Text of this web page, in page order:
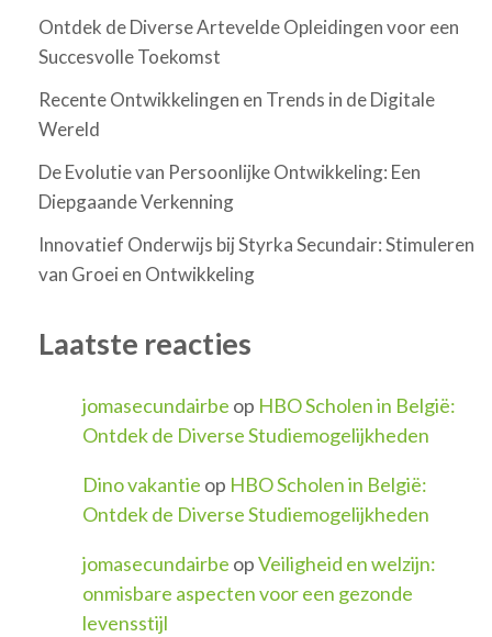
Ontdek de Diverse Artevelde Opleidingen voor een
Succesvolle Toekomst
Recente Ontwikkelingen en Trends in de Digitale
Wereld
De Evolutie van Persoonlijke Ontwikkeling: Een
Diepgaande Verkenning
Innovatief Onderwijs bij Styrka Secundair: Stimuleren
van Groei en Ontwikkeling
Laatste reacties
jomasecundairbe op HBO Scholen in België:
Ontdek de Diverse Studiemogelijkheden
Dino vakantie op HBO Scholen in België:
Ontdek de Diverse Studiemogelijkheden
jomasecundairbe opVeiligheid en welzijn:
onmisbare aspecten voor een gezonde
levensstijl